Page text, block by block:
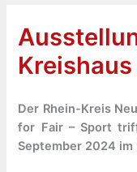
Der Rhein-Kreis
for Fair – Sport
September 2024 im